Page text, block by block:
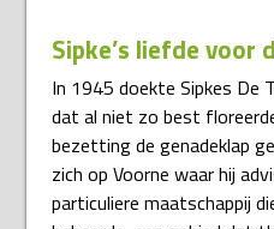
Sipke’s liefde voor
In 1945 doekte Sipkes De
dat al niet zo best
bezetting de genadeklap
zich op Voorne waar hij
particuliere maatschappij